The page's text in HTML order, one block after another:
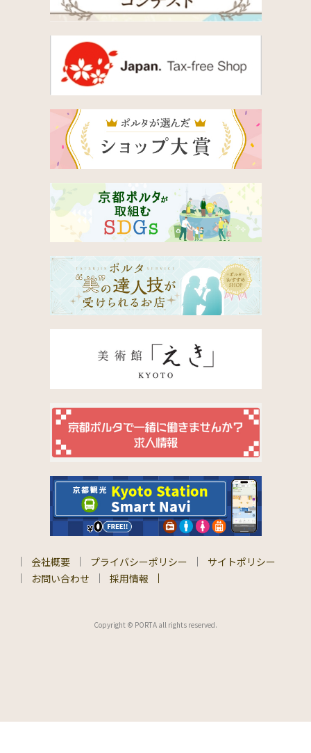
会社概要 プライバシーポリシー
サイトポリシー
お問い合わせ
採用情報
Copyright © PORTA all rights reserved.